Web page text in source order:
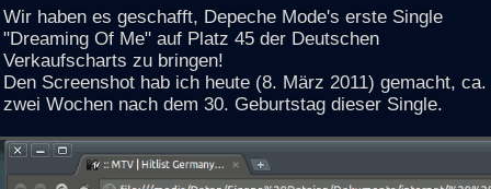
Wir haben es geschafft, Depeche Mode's erste Single
"Dreaming Of Me" auf Platz 45 der Deutschen
Verkaufscharts zu bringen!
Den Screenshot hab ich heute (8. März 2011) gemacht, ca.
zwei Wochen nach dem 30. Geburtstag dieser Single.